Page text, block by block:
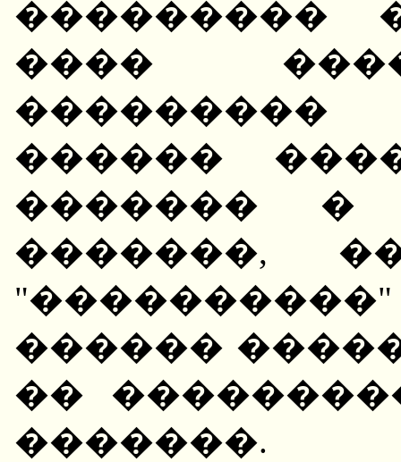
���������
����
������
������� �
�������,
������
��